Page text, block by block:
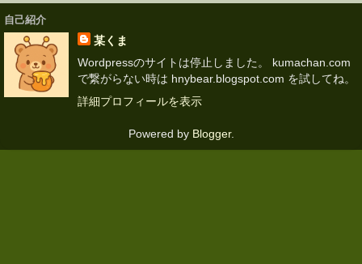
自己紹介
某くま
Wordpressのサイトは停止しました。 kumachan.com
で繋がらない時は hnybear.blogspot.com を試してね。
詳細プロフィールを表示
Powered by Blogger.